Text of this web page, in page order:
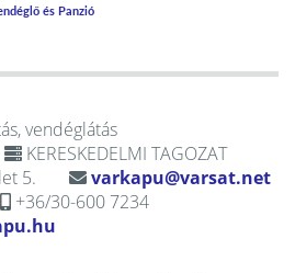
és Panzió
vendéglátás
KERESKEDELMI TAGOZAT
5.
varkapu@varsat.net
+36/30-600 7234